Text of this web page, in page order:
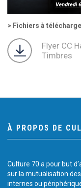
Vendredi
Fichiers à
Flyer CC
Timbres
À PROPOS DE
Culture 70 a pour but
sur la mutualisation
internes ou